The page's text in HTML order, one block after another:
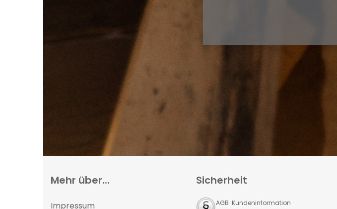
Mehr über...
Impressum
Sicherheit
AGB Kundeninformation